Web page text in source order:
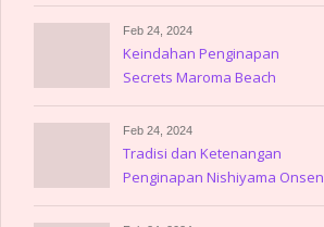
Feb 24, 2024
Keindahan Penginapan
Secrets Maroma Beach
Riviera Cancun
Feb 24, 2024
Tradisi dan Ketenangan
Penginapan Nishiyama Onsen
Keiunkan